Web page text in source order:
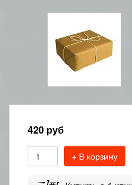
420 руб
+ В корзину